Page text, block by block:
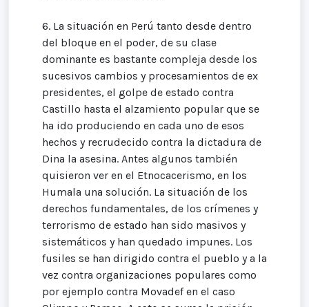
6. La situación en Perú tanto desde dentro
del bloque en el poder, de su clase
dominante es bastante compleja desde los
sucesivos cambios y procesamientos de ex
presidentes, el golpe de estado contra
Castillo hasta el alzamiento popular que se
ha ido produciendo en cada uno de esos
hechos y recrudecido contra la dictadura de
Dina la asesina. Antes algunos también
quisieron ver en el Etnocacerismo, en los
Humala una solución. La situación de los
derechos fundamentales, de los crímenes y
terrorismo de estado han sido masivos y
sistemáticos y han quedado impunes. Los
fusiles se han dirigido contra el pueblo y a la
vez contra organizaciones populares como
por ejemplo contra Movadef en el caso